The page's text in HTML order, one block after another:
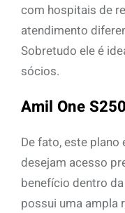
com hospitais de
atendimento
Sobretudo ele é
sócios.
Amil One
De fato, este
desejam acesso
benefício dentro
possui uma ampla